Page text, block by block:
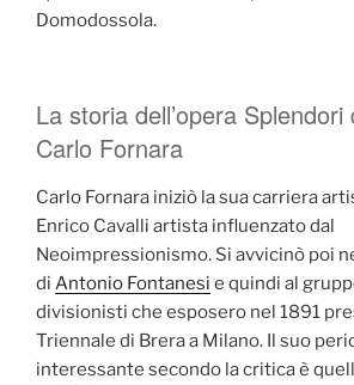
Domodossola.
La storia dell’opera Splendori
Carlo Fornara
Carlo Fornara iniziò la sua carriera
Enrico Cavalli artista influenzato dal
Neoimpressionismo. Si avvicinò poi
di Antonio Fontanesi e quindi al
divisionisti che esposero nel 1891
Triennale di Brera a Milano. Il suo
interessante secondo la critica è